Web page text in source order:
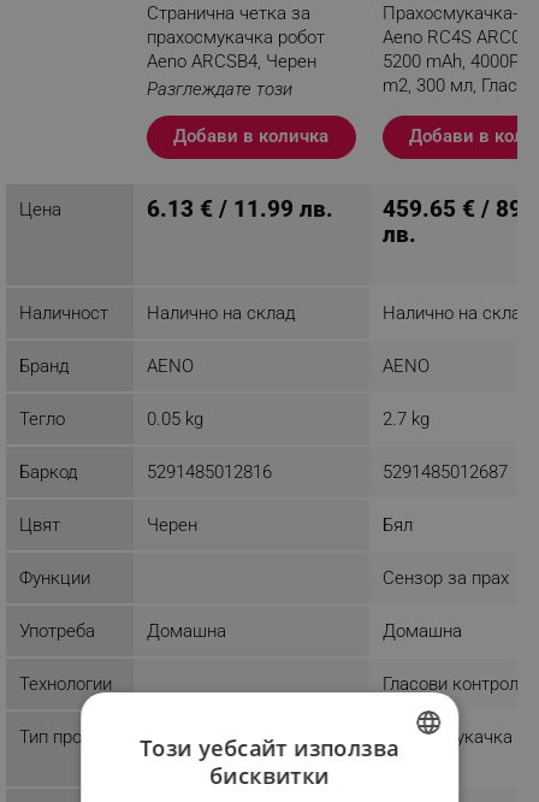
Странична четка за
прахосмукачка робот
Aeno ARCSB4, Черен
Разглеждате този
продукт
Добави в количка
Прахосмукачка-
Aeno RC4S
5200 mAh, 4000Pa,
m2, 300 мл,
почистване,
Картографиране,
Добави в
Цена 6.13 € / 11.99 лв.
459.65 € /
лв.
Наличност Налично на склад Налично на склад
Бранд AENO AENO
Тегло 0.05 kg 2.7 kg
Баркод 5291485012816 5291485012687
Цвят Черен Бял
Функции Сензор за прах
Употреба Домашна Домашна
Технологии Гласови контрол
Тип продукт
Прахосмукачка
торба
Този уебсайт използва
бисквитки